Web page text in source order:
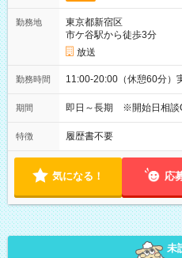
勤務地
東京都新宿区
市ケ谷駅から徒歩3分
放送
勤務時間 11:00-20:00（休憩60分）
期間 即日～長期 ※開始日相談
特徴 履歴書不要
気になる！ 応
未